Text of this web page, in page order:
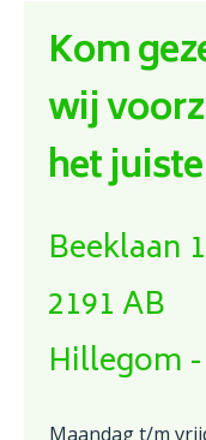
Kom
wij
het
Beeklaan
2191 AB
Hillegom
Maandag t/m